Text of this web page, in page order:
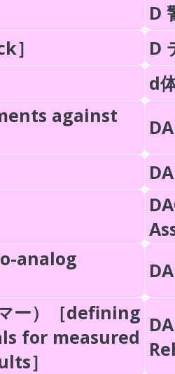
D
］
D
d
against
analog
ー）［defining
for measured
］